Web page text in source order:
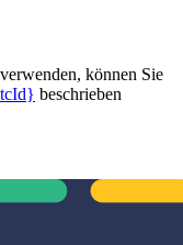
verwenden, können Sie
beschrieben